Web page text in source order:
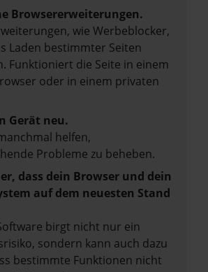
Browsererweiterungen.
wie Werbeblocker,
Laden bestimmter Seiten
Funktioniert die Seite in einem
oder in einem privaten
Gerät neu.
helfen,
Probleme zu beheben.
dass dein Browser und dein
auf dem neuesten Stand
birgt nicht nur ein
sondern kann auch dazu
bestimmte Funktionen nicht